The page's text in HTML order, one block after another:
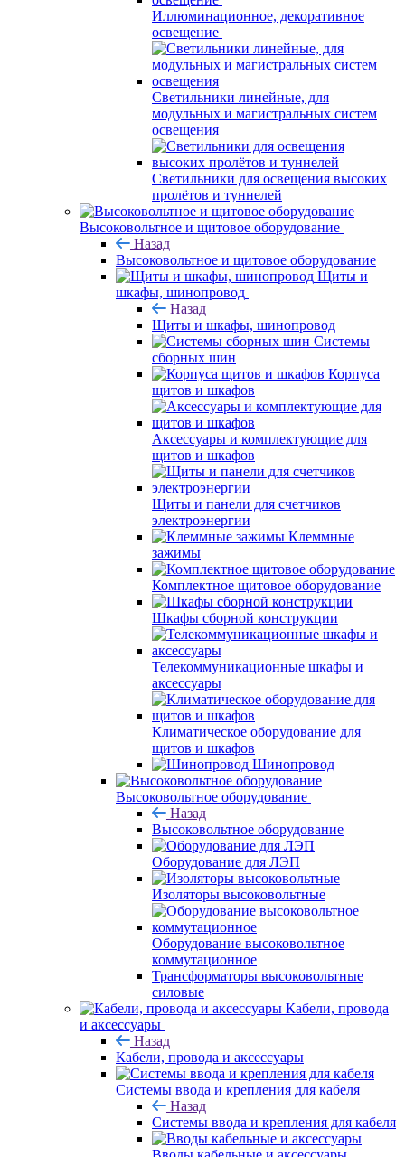
Иллюминационное, декоративное
освещение
Светильники линейные, для
модульных и магистральных систем
освещения
Светильники для освещения высоких
пролётов и туннелей
Высоковольтное и щитовое оборудование
Назад
Высоковольтное и щитовое оборудование
Щиты и
шкафы, шинопровод
Назад
Щиты и шкафы, шинопровод
Системы
сборных шин
Корпуса
щитов и шкафов
Аксессуары и комплектующие для
щитов и шкафов
Щиты и панели для счетчиков
электроэнергии
Клеммные
зажимы
Комплектное щитовое оборудование
Шкафы сборной конструкции
Телекоммуникационные шкафы и
аксессуары
Климатическое оборудование для
щитов и шкафов
Шинопровод
Высоковольтное оборудование
Назад
Высоковольтное оборудование
Оборудование для ЛЭП
Изоляторы высоковольтные
Оборудование высоковольтное
коммутационное
Трансформаторы высоковольтные
силовые
Кабели, провода
и аксессуары
Назад
Кабели, провода и аксессуары
Системы ввода и крепления для кабеля
Назад
Системы ввода и крепления для кабеля